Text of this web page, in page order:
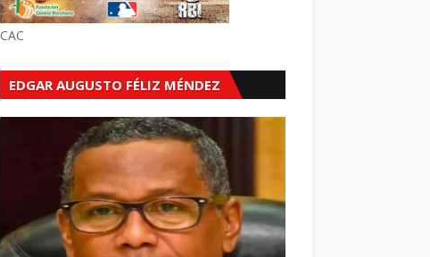
CAC
EDGAR AUGUSTO FÉLIZ MÉNDEZ